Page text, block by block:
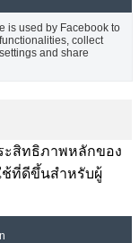
is used by Facebook to
collect
and share
ะสิทธิภาพหลักของ
ช้ที่ดีขึ้นสำหรับผู้